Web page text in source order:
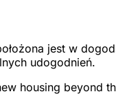
jest w
udogodnień.
housing beyond